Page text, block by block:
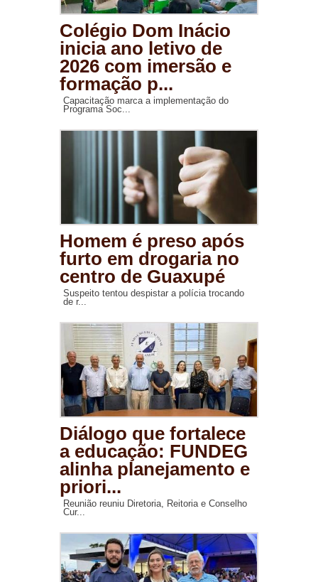
Colégio Dom Inácio
inicia ano letivo de
2026 com imersão e
formação p...
Capacitação marca a implementação do
Programa Soc...
Homem é preso após
furto em drogaria no
centro de Guaxupé
Suspeito tentou despistar a polícia trocando
de r...
Diálogo que fortalece
a educação: FUNDEG
alinha planejamento e
priori...
Reunião reuniu Diretoria, Reitoria e Conselho
Cur...